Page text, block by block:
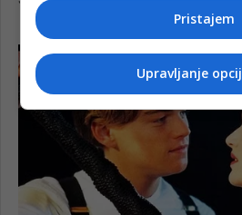
Pristajem
Upravljanje